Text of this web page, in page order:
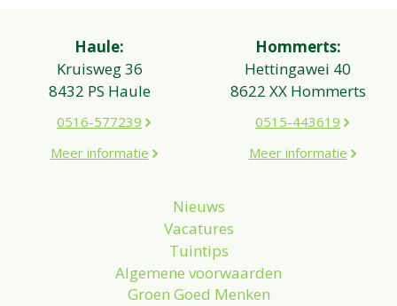
Haule:
Kruisweg 36
8432 PS Haule
0516-577239
Meer informatie
Hommerts:
Hettingawei 40
8622 XX Hommerts
0515-443619
Meer informatie
Nieuws
Vacatures
Tuintips
Algemene voorwaarden
Groen Goed Menken